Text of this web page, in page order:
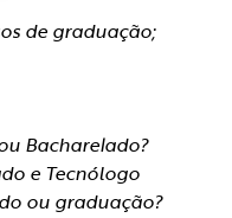
de graduação;
Bacharelado?
e Tecnólogo
ou graduação?